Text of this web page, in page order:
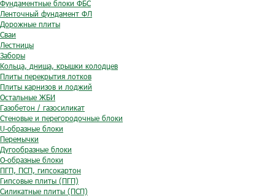
Фундаментные блоки ФБС
Ленточный фундамент ФЛ
Дорожные плиты
Сваи
Лестницы
Заборы
Кольца, днища, крышки колодцев
Плиты перекрытия лотков
Плиты карнизов и лоджий
Остальные ЖБИ
Газобетон / газосиликат
Стеновые и перегородочные блоки
U-образные блоки
Перемычки
Дугообразные блоки
O-образные блоки
ПГП, ПСП, гипсокартон
Гипсовые плиты (ПГП)
Силикатные плиты (ПСП)